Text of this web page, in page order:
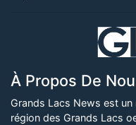
À Propos De
Grands Lacs News est
région des Grands Lacs